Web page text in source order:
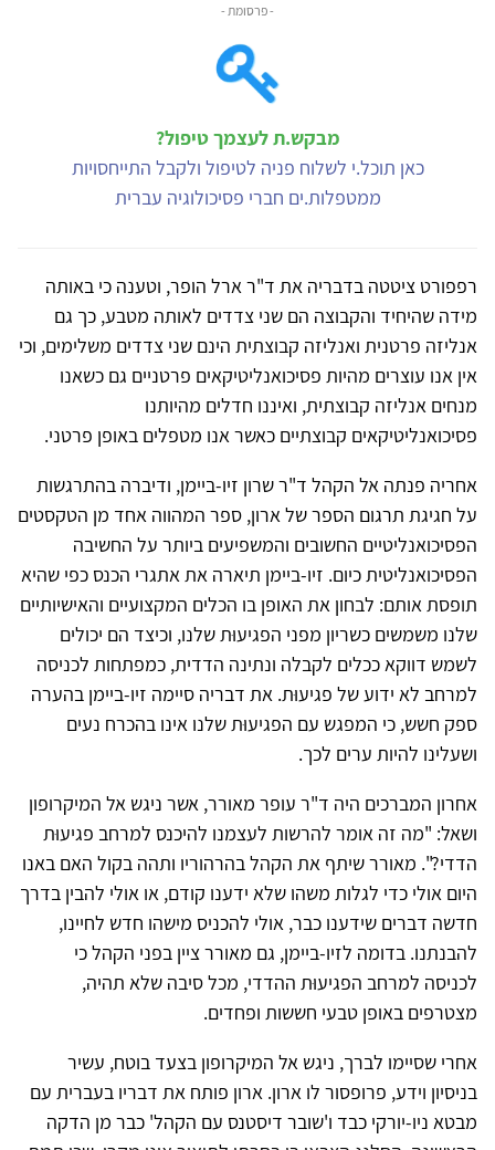
- פרסומת -
מבקש.ת לעצמך טיפול?
כאן תוכל.י לשלוח פניה לטיפול ולקבל התייחסויות
ממטפלות.ים חברי פסיכולוגיה עברית
רפפורט ציטטה בדבריה את ד"ר ארל הופר, וטענה כי באותה
מידה שהיחיד והקבוצה הם שני צדדים לאותה מטבע, כך גם
אנליזה פרטנית ואנליזה קבוצתית הינם שני צדדים משלימים, וכי
אין אנו עוצרים מהיות פסיכואנליטיקאים פרטניים גם כשאנו
מנחים אנליזה קבוצתית, ואיננו חדלים מהיותנו
פסיכואנליטיקאים קבוצתיים כאשר אנו מטפלים באופן פרטני.
אחריה פנתה אל הקהל ד"ר שרון זיו-ביימן, ודיברה בהתרגשות
על חגיגת תרגום הספר של ארון, ספר המהווה אחד מן הטקסטים
הפסיכואנליטיים החשובים והמשפיעים ביותר על החשיבה
הפסיכואנליטית כיום. זיו-ביימן תיארה את אתגרי הכנס כפי שהיא
תופסת אותם: לבחון את האופן בו הכלים המקצועיים והאישיותיים
שלנו משמשים כשריון מפני הפגיעוּת שלנו, וכיצד הם יכולים
לשמש דווקא ככלים לקבלה ונתינה הדדית, כמפתחות לכניסה
למרחב לא ידוע של פגיעוּת. את דבריה סיימה זיו-ביימן בהערה
ספק חשש, כי המפגש עם הפגיעוּת שלנו אינו בהכרח נעים
ושעלינו להיות ערים לכך.
אחרון המברכים היה ד"ר עופר מאורר, אשר ניגש אל המיקרופון
ושאל: "מה זה אומר להרשות לעצמנו להיכנס למרחב פגיעוּת
הדדי?". מאורר שיתף את הקהל בהרהוריו ותהה בקול האם באנו
היום אולי כדי לגלות משהו שלא ידענו קודם, או אולי להבין בדרך
חדשה דברים שידענו כבר, אולי להכניס מישהו חדש לחיינו,
להבנתנו. בדומה לזיו-ביימן, גם מאורר ציין בפני הקהל כי
לכניסה למרחב הפגיעוּת ההדדי, מכל סיבה שלא תהיה,
מצטרפים באופן טבעי חששות ופחדים.
אחרי שסיימו לברך, ניגש אל המיקרופון בצעד בוטח, עשיר
בניסיון וידע, פרופסור לו ארון. ארון פותח את דבריו בעברית עם
מבטא ניו-יורקי כבד ו'שובר דיסטנס עם הקהל' כבר מן הדקה